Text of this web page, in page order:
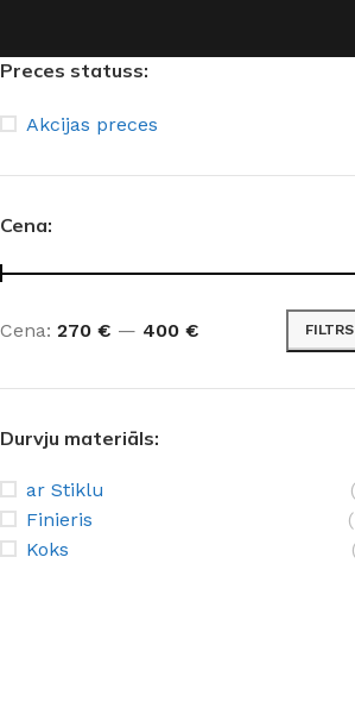
Preces statuss:
Akcijas preces
Cena:
FILTRS
Cena: 270 € — 400 €
Durvju materiāls:
ar Stiklu
Finieris
Koks